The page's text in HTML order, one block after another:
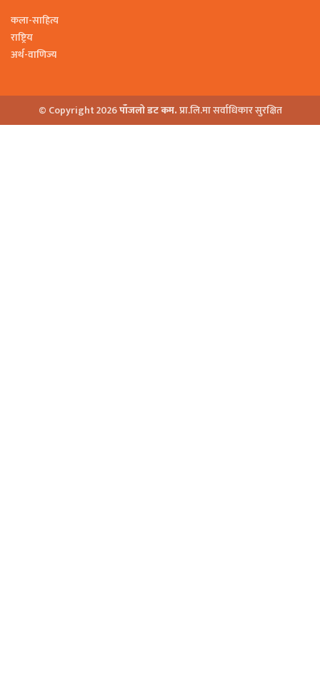
कला-साहित्य
राष्ट्रिय
अर्थ-वाणिज्य
© Copyright 2026पाँजलो डट कम.प्रा.लि.मा सर्वाधिकार सुरक्षित